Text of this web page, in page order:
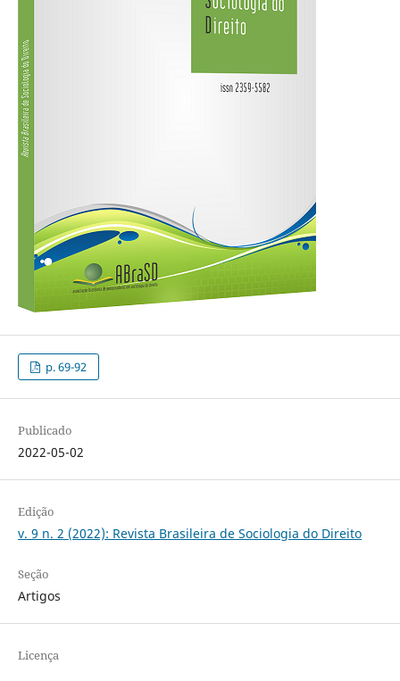
p. 69-92
Publicado
2022-05-02
Edição
v. 9 n. 2 (2022): Revista Brasileira de Sociologia do Direito
Seção
Artigos
Licença